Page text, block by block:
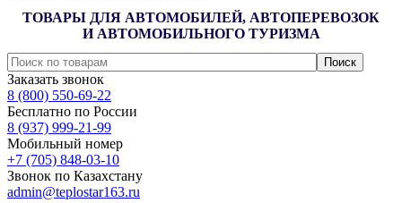
ТОВАРЫ ДЛЯ АВТОМОБИЛЕЙ, АВТОПЕРЕВОЗОК
И АВТОМОБИЛЬНОГО ТУРИЗМА
Заказать звонок
8 (800) 550-69-22
Бесплатно по России
8 (937) 999-21-99
Мобильный номер
+7 (705) 848-03-10
Звонок по Казахстану
admin@teplostar163.ru